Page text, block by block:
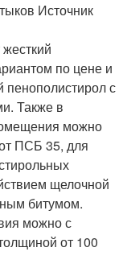
Источник
по цене и
пенополистирол с
Также в
можно
ПСБ 35, для
щелочной
битумом.
можно с
от 100